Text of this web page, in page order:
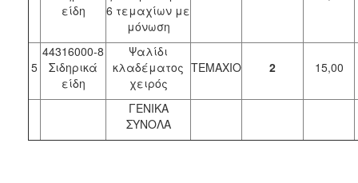
είδη
6 τεμαχίων με
μόνωση
5
44316000-8
Σιδηρικά
είδη
Ψαλίδι
κλαδέματος
χειρός
ΤΕΜΑΧΙΟ 2 15,00
ΓΕΝΙΚΑ
ΣΥΝΟΛΑ